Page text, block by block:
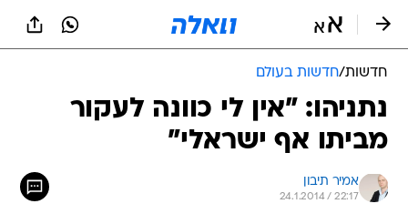
חדשות/חדשות בעולם
נתניהו: "אין לי כוונה לעקור
מביתו אף ישראלי"
אמיר תיבון
24.1.2014 / 22:17